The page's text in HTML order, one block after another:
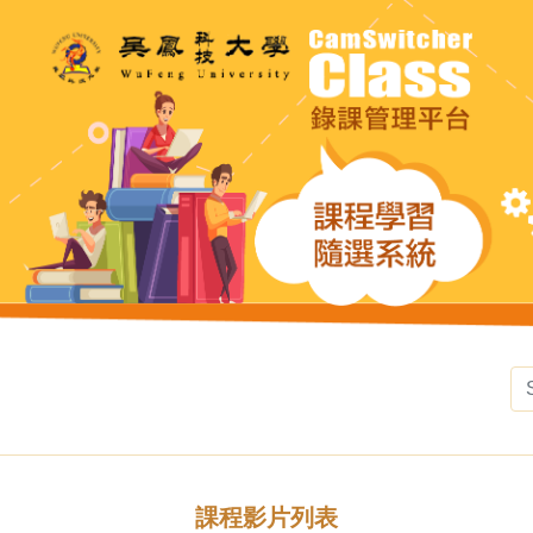
課程影片列表